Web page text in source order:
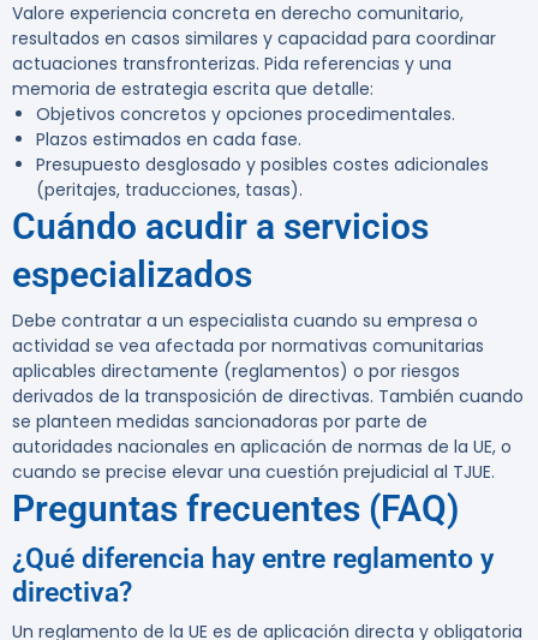
Valore experiencia concreta en derecho comunitario,
resultados en casos similares y capacidad para coordinar
actuaciones transfronterizas. Pida referencias y una
memoria de estrategia escrita que detalle:
Objetivos concretos y opciones procedimentales.
Plazos estimados en cada fase.
Presupuesto desglosado y posibles costes adicionales
(peritajes, traducciones, tasas).
Cuándo acudir a servicios
especializados
Debe contratar a un especialista cuando su empresa o
actividad se vea afectada por normativas comunitarias
aplicables directamente (reglamentos) o por riesgos
derivados de la transposición de directivas. También cuando
se planteen medidas sancionadoras por parte de
autoridades nacionales en aplicación de normas de la UE, o
cuando se precise elevar una cuestión prejudicial al TJUE.
Preguntas frecuentes (FAQ)
¿Qué diferencia hay entre reglamento y
directiva?
Un reglamento de la UE es de aplicación directa y obligatoria